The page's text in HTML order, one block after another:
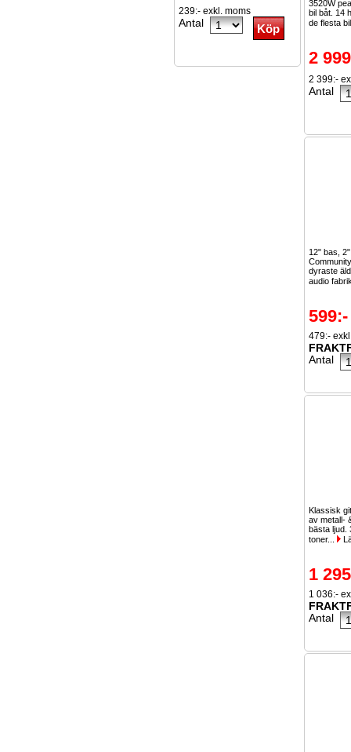
239:- exkl. moms
Antal
3520W
bil båt. 14
de flesta
2
2 399:-
Antal
12" bas,
dyraste
audio
599:-
479:-
Antal
Klassisk
av metall-
bästa ljud.
toner...
1
1 036:-
Antal